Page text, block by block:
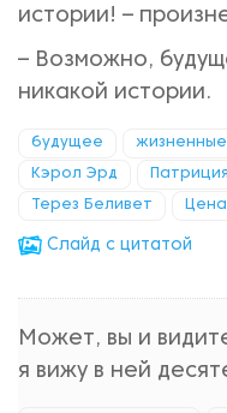
истории! –
– Возможно,
никакой истории.
будущее
Кэрол Эрд
Терез Беливет
Cлайд с цитатой
Может, вы и
я вижу в ней